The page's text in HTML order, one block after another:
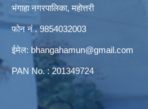
भंगाहा नगरपालिका, महोत्तरी
फोन नं . 9854032003
ईमेल: bhangahamun@gmail.com
PAN No. : 201349724